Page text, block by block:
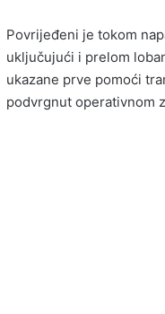
Povrijeđeni je tokom
uključujući i prelom
ukazane prve pomoći
podvrgnut operativnom